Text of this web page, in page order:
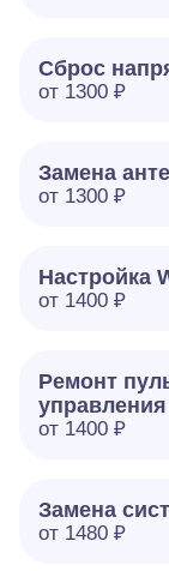
Сброс
от 1300 ₽
Замена
от 1300 ₽
Настройка
от 1400 ₽
Ремонт
управления
от 1400 ₽
Замена
от 1480 ₽